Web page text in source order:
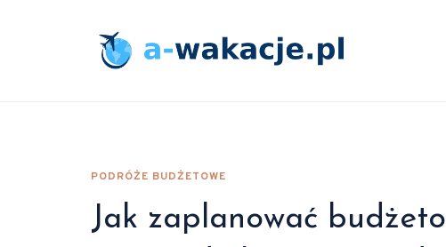
PODRÓŻE BUDŻETOWE
Jak zaplanować